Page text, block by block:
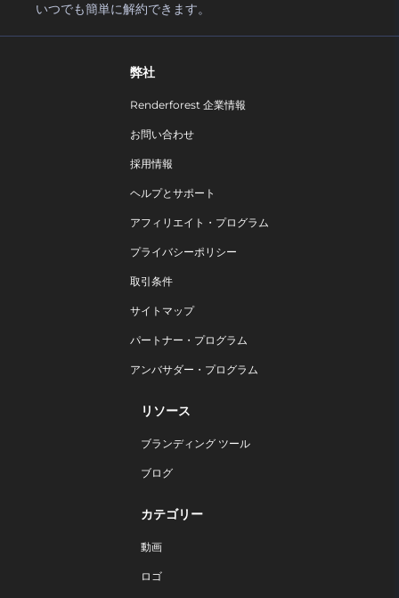
いつでも簡単に解約できます。
弊社
Renderforest 企業情報
お問い合わせ
採用情報
ヘルプとサポート
アフィリエイト・プログラム
プライバシーポリシー
取引条件
サイトマップ
パートナー・プログラム
アンバサダー・プログラム
リソース
ブランディング ツール
ブログ
カテゴリー
動画
ロゴ